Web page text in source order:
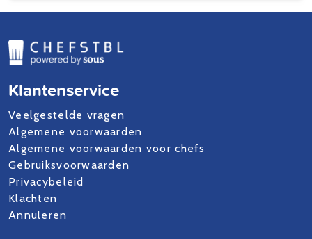
Klantenservice
Veelgestelde vragen
Algemene voorwaarden
Algemene voorwaarden voor chefs
Gebruiksvoorwaarden
Privacybeleid
Klachten
Annuleren